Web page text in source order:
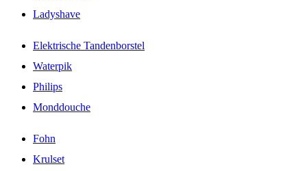
Ladyshave
Elektrische Tandenborstel
Waterpik
Philips
Monddouche
Fohn
Krulset